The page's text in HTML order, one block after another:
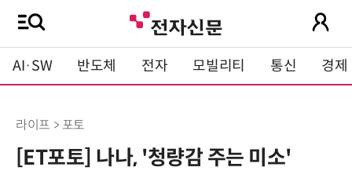
AI·SW 반도체 전자 모빌리티 통신 경제
라이프 > 포토
[ET포토] 나나, '청량감 주는 미소'